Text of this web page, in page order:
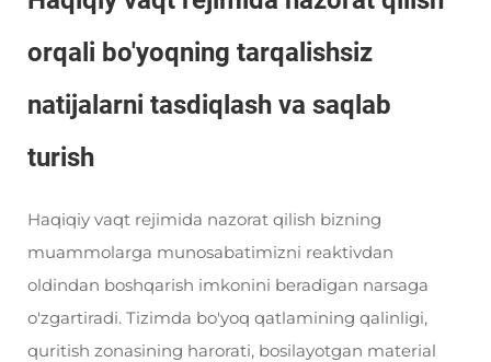
orqali bo'yoqning tarqalishsiz
natijalarni tasdiqlash va saqlab
turish
Haqiqiy vaqt rejimida nazorat qilish bizning
muammolarga munosabatimizni reaktivdan
oldindan boshqarish imkonini beradigan narsaga
o'zgartiradi. Tizimda bo'yoq qatlamining qalinligi,
quritish zonasining harorati, bosilayotgan material